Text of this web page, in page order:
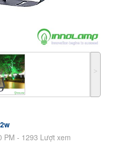
˃
PM - 1293 Lượt xem